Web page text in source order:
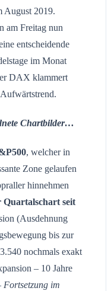
August 2019.
am Freitag nun
entscheidende
im Monat
DAX klammert
Chartbilder…
, welcher in
Zone gelaufen
hinnehmen
Quartalschart seit
(Ausdehnung
bis zur
nochmals exakt
– 10 Jahre
Fortsetzung im